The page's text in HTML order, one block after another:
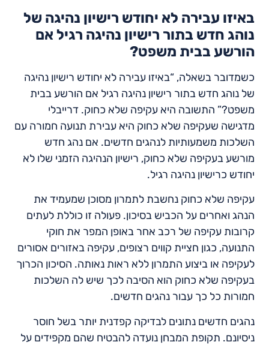
באיזו עבירה לא יחודש רישיון נהיגה של
נוהג חדש בתור רישיון נהיגה רגיל אם
הורשע בבית משפט?
כשמדובר בשאלה, “באיזו עבירה לא יחודש רישיון נהיגה
של נוהג חדש בתור רישיון נהיגה רגיל אם הורשע בבית
משפט?” התשובה היא עקיפה שלא כחוק. דרייבלי
מדגישה שעקיפה שלא כחוק היא עבירת תנועה חמורה עם
השלכות משמעותיות לנהגים חדשים. אם נהג חדש
מורשע בעקיפה שלא כחוק, רישיון הנהיגה הזמני שלו לא
יחודש כרישיון נהיגה רגיל.
עקיפה שלא כחוק נחשבת לתמרון מסוכן שמעמיד את
הנהג ואחרים על הכביש בסיכון. פעולה זו כוללת לעתים
קרובות עקיפה של רכב אחר באופן המפר את חוקי
התנועה, כגון חציית קווים רצופים, עקיפה באזורים אסורים
לעקיפה או ביצוע התמרון ללא ראות נאותה. הסיכון הכרוך
בעקיפה שלא כחוק הוא הסיבה לכך שיש לה השלכות
חמורות כל כך עבור נהגים חדשים.
נהגים חדשים נתונים לבדיקה קפדנית יותר בשל חוסר
ניסיונם. תקופת המבחן נועדה להבטיח שהם מקפידים על